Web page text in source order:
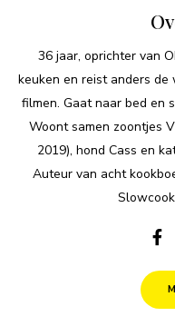
36 jaar, oprichter van
keuken en reist anders
filmen. Gaat naar bed en
Woont samen zoontjes
2019), hond Cass en
Auteur van acht